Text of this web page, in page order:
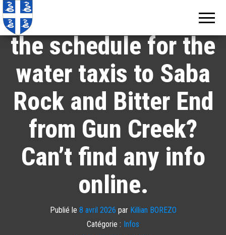
Does anyone know
the schedule for the
water taxis to Saba
Rock and Bitter End
from Gun Creek?
Can’t find any info
online.
Publié le 8 avril 2026 par Killian BOREZO
Catégorie : Infos